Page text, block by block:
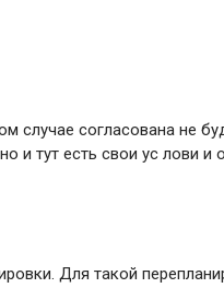
случае согласована не
и тут есть свои ус лови и
Для такой